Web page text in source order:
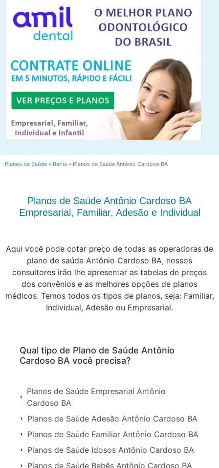
Planos de Saúde » Bahia » Planos de Saúde Antônio Cardoso BA
Planos de Saúde Antônio Cardoso BA
Empresarial, Familiar, Adesão e Individual
Aqui você pode cotar preço de todas as operadoras de
plano de saúde Antônio Cardoso BA, nossos
consultores irão lhe apresentar as tabelas de preços
dos convênios e as melhores opções de planos
médicos. Temos todos os tipos de planos, seja: Familiar,
Individual, Adesão ou Empresarial.
Qual tipo de Plano de Saúde Antônio
Cardoso BA você precisa?
Planos de Saúde Empresarial Antônio
Cardoso BA
Planos de Saúde Adesão Antônio Cardoso BA
Planos de Saúde Familiar Antônio Cardoso BA
Planos de Saúde Idosos Antônio Cardoso BA
Planos de Saúde Bebês Antônio Cardoso BA